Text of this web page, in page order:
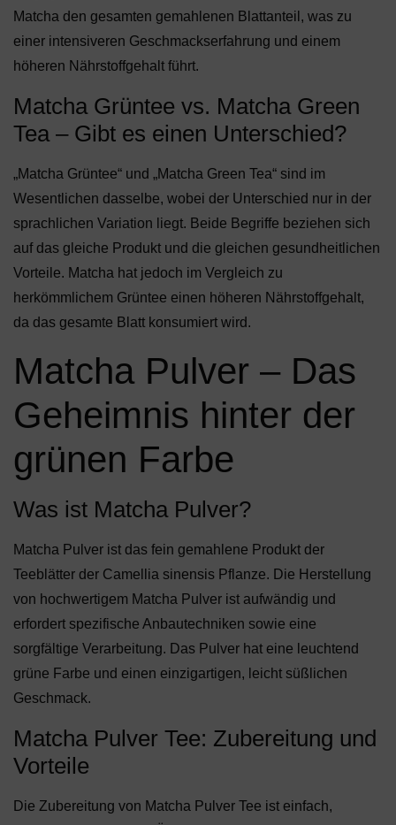
Matcha den gesamten gemahlenen Blattanteil, was zu
einer intensiveren Geschmackserfahrung und einem
höheren Nährstoffgehalt führt.
Matcha Grüntee vs. Matcha Green
Tea – Gibt es einen Unterschied?
„Matcha Grüntee“ und „Matcha Green Tea“ sind im
Wesentlichen dasselbe, wobei der Unterschied nur in der
sprachlichen Variation liegt. Beide Begriffe beziehen sich
auf das gleiche Produkt und die gleichen gesundheitlichen
Vorteile. Matcha hat jedoch im Vergleich zu
herkömmlichem Grüntee einen höheren Nährstoffgehalt,
da das gesamte Blatt konsumiert wird.
Matcha Pulver – Das
Geheimnis hinter der
grünen Farbe
Was ist Matcha Pulver?
Matcha Pulver ist das fein gemahlene Produkt der
Teeblätter der Camellia sinensis Pflanze. Die Herstellung
von hochwertigem Matcha Pulver ist aufwändig und
erfordert spezifische Anbautechniken sowie eine
sorgfältige Verarbeitung. Das Pulver hat eine leuchtend
grüne Farbe und einen einzigartigen, leicht süßlichen
Geschmack.
Matcha Pulver Tee: Zubereitung und
Vorteile
Die Zubereitung von Matcha Pulver Tee ist einfach,